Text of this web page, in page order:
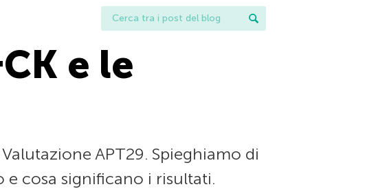
e le
APT29. Spieghiamo di
e cosa significano i risultati.